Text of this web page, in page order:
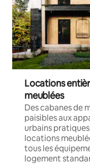
Locations
meublées
Des cabanes de
paisibles aux
urbains
locations
tous les
logement